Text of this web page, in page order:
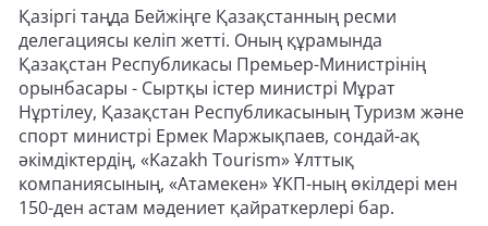
Қазіргі таңда Бейжіңге Қазақстанның ресми
делегациясы келіп жетті. Оның құрамында
Қазақстан Республикасы Премьер-Министрінің
орынбасары - Сыртқы істер министрі Мұрат
Нұртілеу, Қазақстан Республикасының Туризм және
спорт министрі Ермек Маржықпаев, сондай-ақ
әкімдіктердің, «Kazakh Tourism» Ұлттық
компаниясының, «Атамекен» ҰКП-ның өкілдері мен
150-ден астам мәдениет қайраткерлері бар.